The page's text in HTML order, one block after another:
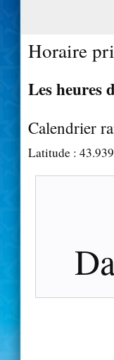
Horaire
Les heures
Calendrier
Latitude :